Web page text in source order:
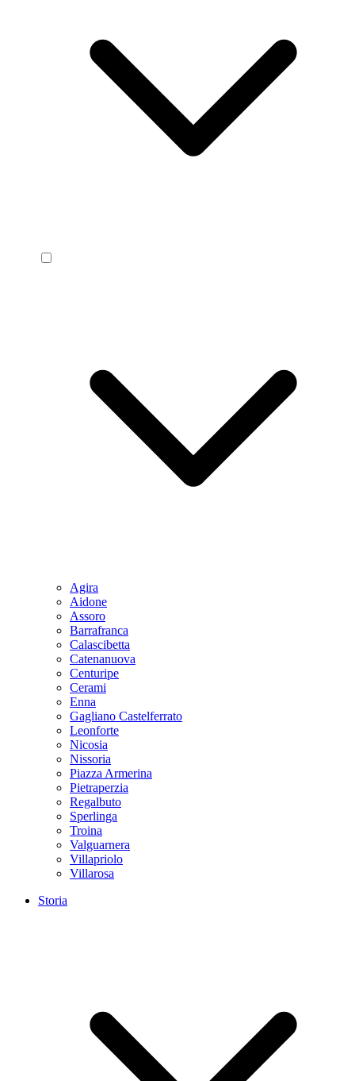
Agira
Aidone
Assoro
Barrafranca
Calascibetta
Catenanuova
Centuripe
Cerami
Enna
Gagliano Castelferrato
Leonforte
Nicosia
Nissoria
Piazza Armerina
Pietraperzia
Regalbuto
Sperlinga
Troina
Valguarnera
Villapriolo
Villarosa
Storia